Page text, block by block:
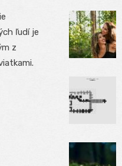
ľudí je
z